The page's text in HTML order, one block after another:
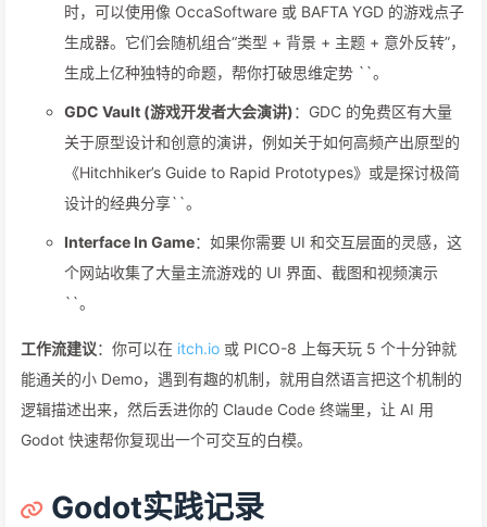
时，可以使用像 OccaSoftware 或 BAFTA YGD 的游戏点子
生成器。它们会随机组合“类型 + 背景 + 主题 + 意外反转”，
生成上亿种独特的命题，帮你打破思维定势 ``。
GDC Vault (游戏开发者大会演讲)：GDC 的免费区有大量
关于原型设计和创意的演讲，例如关于如何高频产出原型的
《Hitchhiker’s Guide to Rapid Prototypes》或是探讨极简
设计的经典分享``。
Interface In Game：如果你需要 UI 和交互层面的灵感，这
个网站收集了大量主流游戏的 UI 界面、截图和视频演示
``。
工作流建议：你可以在 itch.io 或 PICO-8 上每天玩 5 个十分钟就
能通关的小 Demo，遇到有趣的机制，就用自然语言把这个机制的
逻辑描述出来，然后丢进你的 Claude Code 终端里，让 AI 用
Godot 快速帮你复现出一个可交互的白模。
Godot实践记录